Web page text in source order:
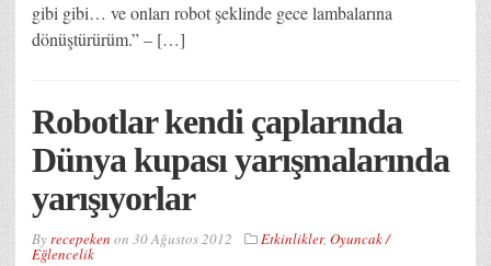
gibi gibi… ve onları robot şeklinde gece lambalarına
dönüştürürüm.” – […]
Robotlar kendi çaplarında
Dünya kupası yarışmalarında
yarışıyorlar
Byrecepeken on 30 Ağustos 2012 Etkinlikler, Oyuncak /
Eğlencelik